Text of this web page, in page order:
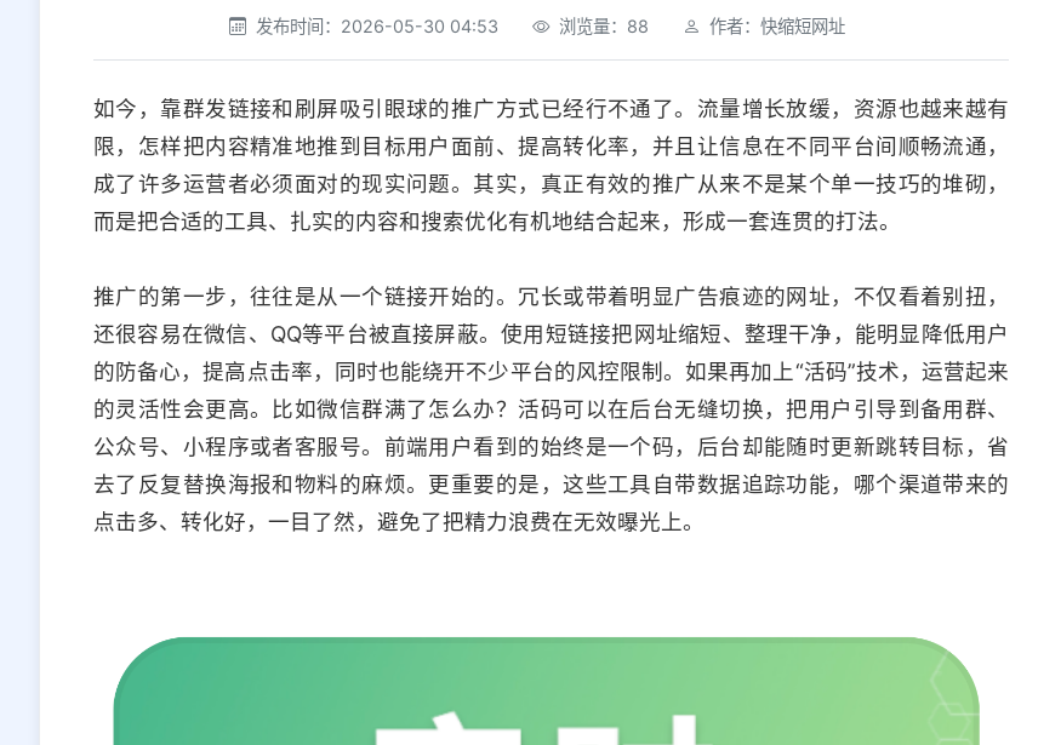
发布时间：2026-05-30 04:53 浏览量：88 作者：快缩短网址
如今，靠群发链接和刷屏吸引眼球的推广方式已经行不通了。流量增长放缓，资源也越来越有
限，怎样把内容精准地推到目标用户面前、提高转化率，并且让信息在不同平台间顺畅流通，
成了许多运营者必须面对的现实问题。其实，真正有效的推广从来不是某个单一技巧的堆砌，
而是把合适的工具、扎实的内容和搜索优化有机地结合起来，形成一套连贯的打法。
推广的第一步，往往是从一个链接开始的。冗长或带着明显广告痕迹的网址，不仅看着别扭，
还很容易在微信、QQ等平台被直接屏蔽。使用短链接把网址缩短、整理干净，能明显降低用户
的防备心，提高点击率，同时也能绕开不少平台的风控限制。如果再加上“活码”技术，运营起来
的灵活性会更高。比如微信群满了怎么办？活码可以在后台无缝切换，把用户引导到备用群、
公众号、小程序或者客服号。前端用户看到的始终是一个码，后台却能随时更新跳转目标，省
去了反复替换海报和物料的麻烦。更重要的是，这些工具自带数据追踪功能，哪个渠道带来的
点击多、转化好，一目了然，避免了把精力浪费在无效曝光上。